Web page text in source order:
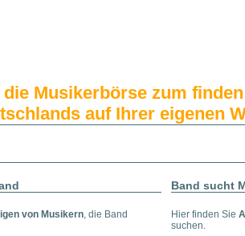
Musikerbörse zum
auf Ihrer eigenen
Band sucht
Hier finden Sie
suchen.
von Musikern, die Band